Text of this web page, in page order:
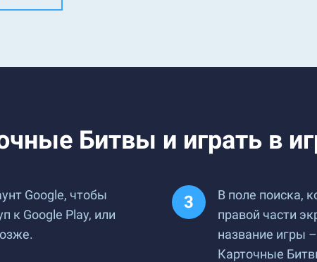
Битвы и играть в
Google, чтобы
к Google Play, или
В поле поиска,
правой части
название игры
Карточные